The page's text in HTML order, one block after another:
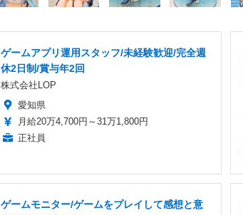
ゲームアプリ運用スタッフ/未経験歓迎/完全週
休2日制/賞与年2回
株式会社LOP
愛知県
月給20万4,700円～31万1,800円
正社員
ゲームモニター/ゲームをプレイして感想と意